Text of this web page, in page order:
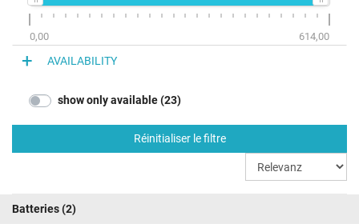
0,00 614,00
AVAILABILITY
show only available (23)
Réinitialiser le filtre
Batteries(2)